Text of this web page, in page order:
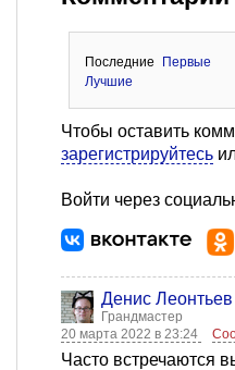
Последние
Первые
Лучшие
Чтобы оставить
зарегистрируйтесь
Войти через
Денис Леонтьев
Грандмастер
20 марта 2022 в 23:24
Часто встречаются